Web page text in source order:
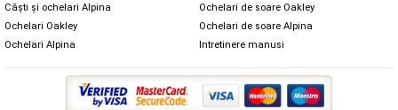
Căști și ochelari Alpina
Ochelari Oakley
Ochelari Alpina
Ochelari de soare Oakley
Ochelari de soare Alpina
Intretinere manusi